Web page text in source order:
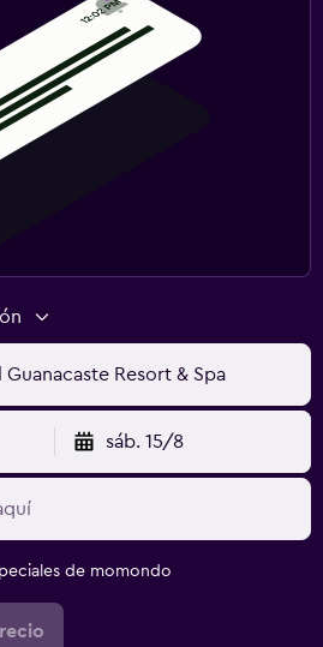
de juegos al aire libre
Resort & Spa
sáb. 15/8
de momondo